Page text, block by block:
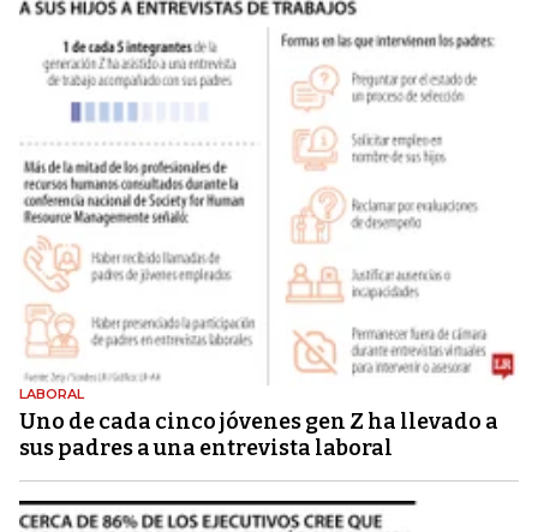
LABORAL
Uno de cada cinco jóvenes gen Z ha llevado a
sus padres a una entrevista laboral